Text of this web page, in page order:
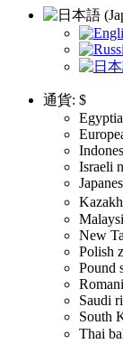
通貨: $
Israeli
New
Polish
Pound
Saudi
South
Thai